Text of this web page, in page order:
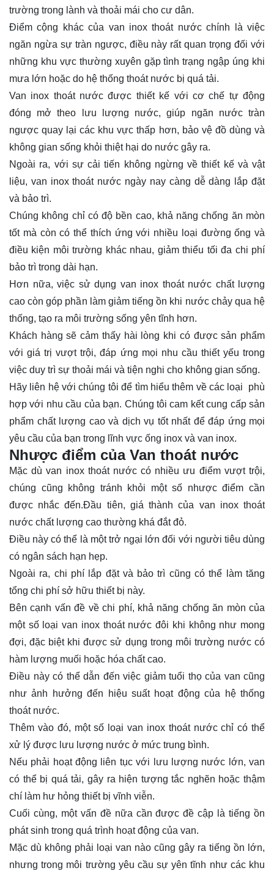
trường trong lành và thoải mái cho cư dân.
Điểm cộng khác của van inox thoát nước chính là việc
ngăn ngừa sự tràn ngược, điều này rất quan trọng đối với
những khu vực thường xuyên gặp tình trạng ngập úng khi
mưa lớn hoặc do hệ thống thoát nước bị quá tải.
Van inox thoát nước được thiết kế với cơ chế tự động
đóng mở theo lưu lượng nước, giúp ngăn nước tràn
ngược quay lại các khu vực thấp hơn, bảo vệ đồ dùng và
không gian sống khỏi thiệt hại do nước gây ra.
Ngoài ra, với sự cải tiến không ngừng về thiết kế và vật
liệu, van inox thoát nước ngày nay càng dễ dàng lắp đặt
và bảo trì.
Chúng không chỉ có độ bền cao, khả năng chống ăn mòn
tốt mà còn có thể thích ứng với nhiều loại đường ống và
điều kiện môi trường khác nhau, giảm thiểu tối đa chi phí
bảo trì trong dài hạn.
Hơn nữa, việc sử dụng van inox thoát nước chất lượng
cao còn góp phần làm giảm tiếng ồn khi nước chảy qua hệ
thống, tạo ra môi trường sống yên tĩnh hơn.
Khách hàng sẽ cảm thấy hài lòng khi có được sản phẩm
với giá trị vượt trội, đáp ứng mọi nhu cầu thiết yếu trong
việc duy trì sự thoải mái và tiện nghi cho không gian sống.
Hãy liên hệvới chúng tôi để tìm hiểu thêm về các loại phù
hợp với nhu cầu của bạn. Chúng tôi cam kết cung cấp sản
phẩm chất lượng cao và dịch vụ tốt nhất để đáp ứng mọi
yêu cầu của bạn trong lĩnh vực ống inox và van inox.
Nhược điểm của Van thoát nước
Mặc dù van inox thoát nước có nhiều ưu điểm vượt trội,
chúng cũng không tránh khỏi một số nhược điểm cần
được nhắc đến.Đầu tiên, giá thành của van inox thoát
nước chất lượng cao thường khá đắt đỏ.
Điều này có thể là một trở ngại lớn đối với người tiêu dùng
có ngân sách hạn hẹp.
Ngoài ra, chi phí lắp đặt và bảo trì cũng có thể làm tăng
tổng chi phí sở hữu thiết bị này.
Bên cạnh vấn đề về chi phí, khả năng chống ăn mòn của
một số loại van inox thoát nước đôi khi không như mong
đợi, đặc biệt khi được sử dụng trong môi trường nước có
hàm lượng muối hoặc hóa chất cao.
Điều này có thể dẫn đến việc giảm tuổi thọ của van cũng
như ảnh hưởng đến hiệu suất hoạt động của hệ thống
thoát nước.
Thêm vào đó, một số loại van inox thoát nước chỉ có thể
xử lý được lưu lượng nước ở mức trung bình.
Nếu phải hoạt động liên tục với lưu lượng nước lớn, van
có thể bị quá tải, gây ra hiện tượng tắc nghẽn hoặc thậm
chí làm hư hỏng thiết bị vĩnh viễn.
Cuối cùng, một vấn đề nữa cần được đề cập là tiếng ồn
phát sinh trong quá trình hoạt động của van.
Mặc dù không phải loại van nào cũng gây ra tiếng ồn lớn,
nhưng trong môi trường yêu cầu sự yên tĩnh như các khu